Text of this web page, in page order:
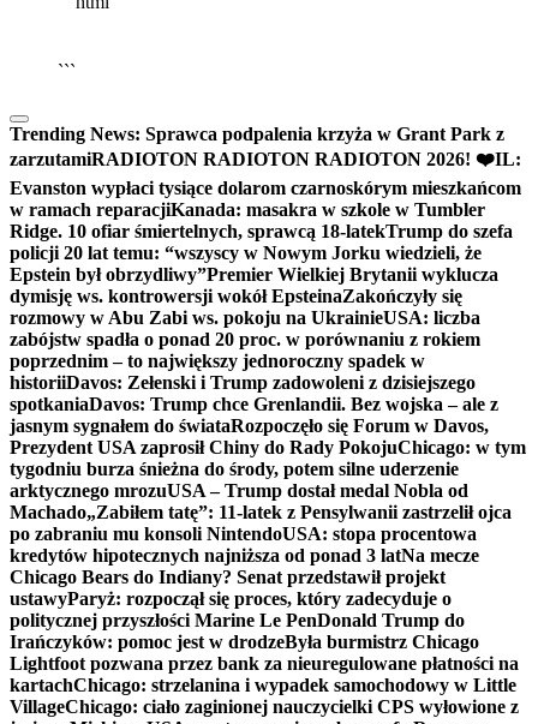
```
Trending News: Sprawca podpalenia krzyża w Grant Park z
zarzutamiRADIOTON RADIOTON RADIOTON 2026! ❤️IL:
Evanston wypłaci tysiące dolarom czarnoskórym mieszkańcom
w ramach reparacjiKanada: masakra w szkole w Tumbler
Ridge. 10 ofiar śmiertelnych, sprawcą 18-latekTrump do szefa
policji 20 lat temu: “wszyscy w Nowym Jorku wiedzieli, że
Epstein był obrzydliwy”Premier Wielkiej Brytanii wyklucza
dymisję ws. kontrowersji wokół EpsteinaZakończyły się
rozmowy w Abu Zabi ws. pokoju na UkrainieUSA: liczba
zabójstw spadła o ponad 20 proc. w porównaniu z rokiem
poprzednim – to największy jednoroczny spadek w
historiiDavos: Zełenski i Trump zadowoleni z dzisiejszego
spotkaniaDavos: Trump chce Grenlandii. Bez wojska – ale z
jasnym sygnałem do świataRozpoczęło się Forum w Davos,
Prezydent USA zaprosił Chiny do Rady PokojuChicago: w tym
tygodniu burza śnieżna do środy, potem silne uderzenie
arktycznego mrozuUSA – Trump dostał medal Nobla od
Machado„Zabiłem tatę”: 11-latek z Pensylwanii zastrzelił ojca
po zabraniu mu konsoli NintendoUSA: stopa procentowa
kredytów hipotecznych najniższa od ponad 3 latNa mecze
Chicago Bears do Indiany? Senat przedstawił projekt
ustawyParyż: rozpoczął się proces, który zadecyduje o
politycznej przyszłości Marine Le PenDonald Trump do
Irańczyków: pomoc jest w drodzeByła burmistrz Chicago
Lightfoot pozwana przez bank za nieuregulowane płatności na
kartachChicago: strzelanina i wypadek samochodowy w Little
VillageChicago: ciało zaginionej nauczycielki CPS wyłowione z